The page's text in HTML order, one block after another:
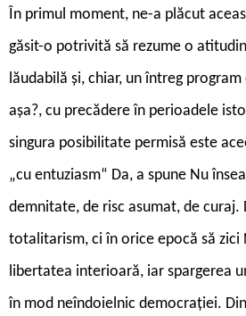
În primul moment, ne-a plăcut
găsit-o potrivită să rezume o
lăudabilă și, chiar, un întreg
așa?, cu precădere în perioadele
singura posibilitate permisă este
„cu entuziasm“ Da, a spune Nu
demnitate, de risc asumat, de curaj.
totalitarism, ci în orice epocă să zici
libertatea interioară, iar spargerea
în mod neîndoielnic democrației.